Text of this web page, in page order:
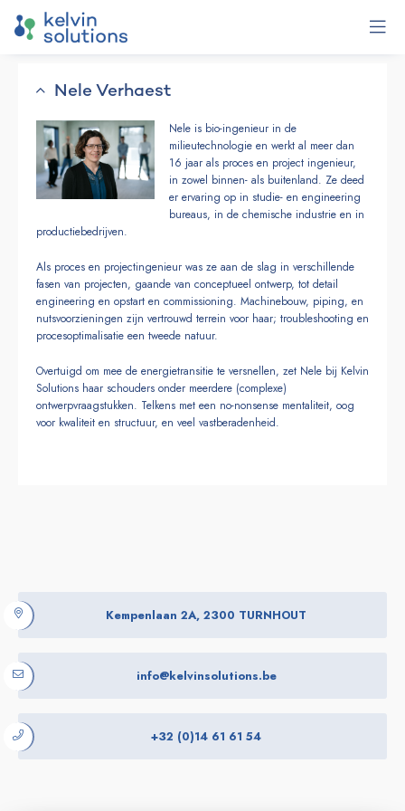
Nele Verhaest
Nele is bio-ingenieur in de
milieutechnologie en werkt al meer dan
16 jaar als proces en project ingenieur,
in zowel binnen- als buitenland. Ze deed
er ervaring op in studie- en engineering
bureaus, in de chemische industrie en in
productiebedrijven.
Als proces en projectingenieur was ze aan de slag in verschillende
fasen van projecten, gaande van conceptueel ontwerp, tot detail
engineering en opstart en commissioning. Machinebouw, piping, en
nutsvoorzieningen zijn vertrouwd terrein voor haar; troubleshooting en
procesoptimalisatie een tweede natuur.
Overtuigd om mee de energietransitie te versnellen, zet Nele bij Kelvin
Solutions haar schouders onder meerdere (complexe)
ontwerpvraagstukken. Telkens met een no-nonsense mentaliteit, oog
voor kwaliteit en structuur, en veel vastberadenheid.
Kempenlaan 2A, 2300 TURNHOUT
info@kelvinsolutions.be
+32 (0)14 61 61 54